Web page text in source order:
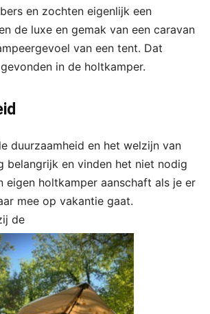
en zochten eigenlijk een
de luxe en gemak van een caravan
van een tent. Dat
in de holtkamper.
duurzaamheid en het welzijn van
belangrijk en vinden het niet nodig
eigen holtkamper aanschaft als je er
mee op vakantie gaat.
de